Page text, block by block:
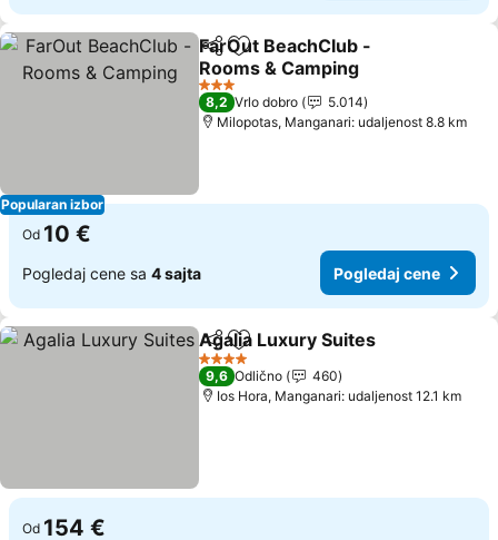
Popularan izbor
Deli Dodati u favorite
FarOut BeachClub -
Rooms & Camping
3 Zvezdice
8,2 Vrlo dobro
5.014
Milopotas, Manganari: udaljenost 8.8 km
Od 10 €
Pogledaj cene sa 4 sajta Pogledaj cene
Deli Dodati u favorite
Agalia Luxury Suites
4 Zvezdice
9,6 Odlično
460
Ios Hora, Manganari: udaljenost 12.1 km
Od 154 €